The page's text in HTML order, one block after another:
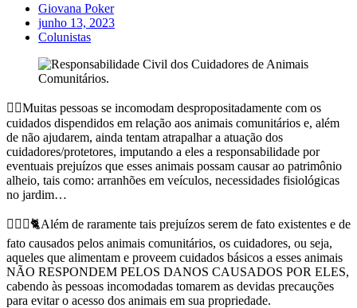
Giovana Poker
junho 13, 2023
Colunistas
👎🏻Muitas pessoas se incomodam despropositadamente com os
cuidados dispendidos em relação aos animais comunitários e, além
de não ajudarem, ainda tentam atrapalhar a atuação dos
cuidadores/protetores, imputando a eles a responsabilidade por
eventuais prejuízos que esses animais possam causar ao patrimônio
alheio, tais como: arranhões em veículos, necessidades fisiológicas
no jardim…
🙋🏽‍♂️🐈Além de raramente tais prejuízos serem de fato existentes e de
fato causados pelos animais comunitários, os cuidadores, ou seja,
aqueles que alimentam e proveem cuidados básicos a esses animais
NÃO RESPONDEM PELOS DANOS CAUSADOS POR ELES,
cabendo às pessoas incomodadas tomarem as devidas precauções
para evitar o acesso dos animais em sua propriedade.